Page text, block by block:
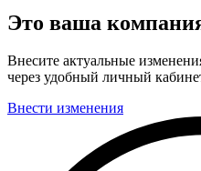
Это ваша
Внесите актуальные
через удобный личный
Внести изменения